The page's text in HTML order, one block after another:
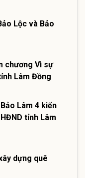
Lộc và Bảo
chương Vì sự
Lâm Đồng
Lâm 4 kiến
tỉnh Lâm
dựng quê